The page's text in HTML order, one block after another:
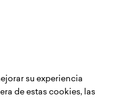
su experiencia
de estas cookies, las